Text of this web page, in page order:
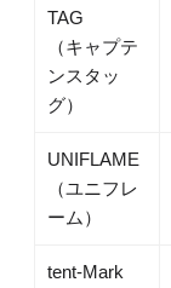
TAG
（キャプテ
ンスタッ
グ）
UNIFLAME
（ユニフレ
ーム）
tent-Mark